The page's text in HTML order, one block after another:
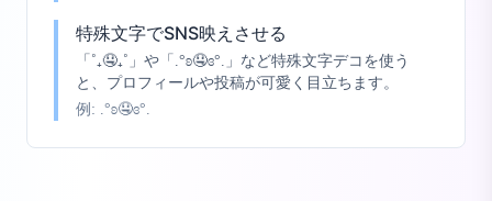
特殊文字でSNS映えさせる
「˚₊🤤₊˚」や「.°ʚ🤤ɞ°.」など特殊文字デコを使う
と、プロフィールや投稿が可愛く目立ちます。
例: .°ʚ🤤ɞ°.